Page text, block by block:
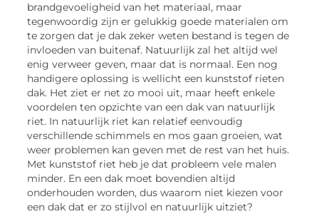
brandgevoeligheid van het materiaal, maar
tegenwoordig zijn er gelukkig goede materialen om
te zorgen dat je dak zeker weten bestand is tegen de
invloeden van buitenaf. Natuurlijk zal het altijd wel
enig verweer geven, maar dat is normaal. Een nog
handigere oplossing is wellicht een kunststof rieten
dak. Het ziet er net zo mooi uit, maar heeft enkele
voordelen ten opzichte van een dak van natuurlijk
riet. In natuurlijk riet kan relatief eenvoudig
verschillende schimmels en mos gaan groeien, wat
weer problemen kan geven met de rest van het huis.
Met kunststof riet heb je dat probleem vele malen
minder. En een dak moet bovendien altijd
onderhouden worden, dus waarom niet kiezen voor
een dak dat er zo stijlvol en natuurlijk uitziet?